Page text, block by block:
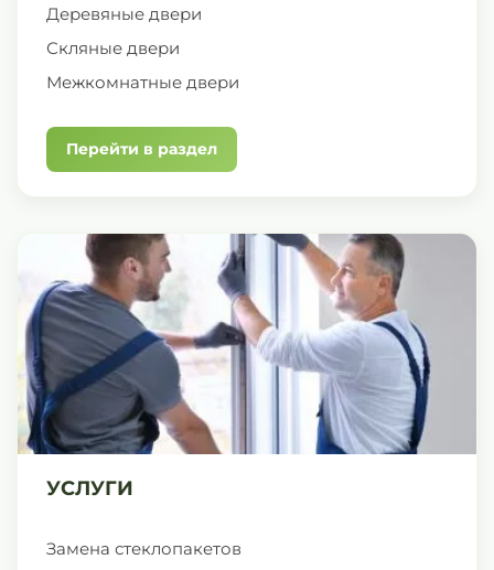
Деревяные двери
Скляные двери
Межкомнатные двери
Перейти в раздел
УСЛУГИ
Замена стеклопакетов